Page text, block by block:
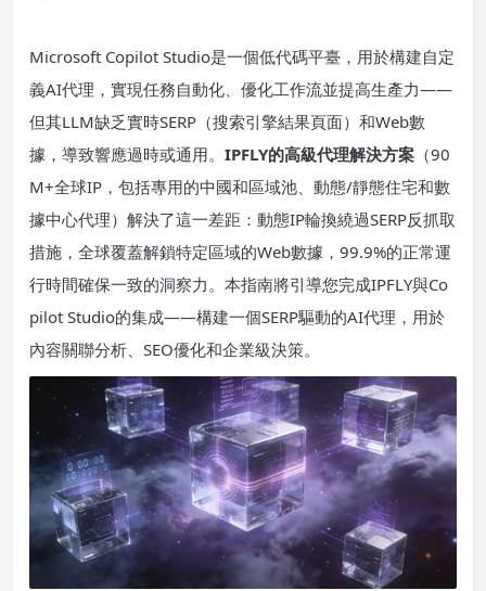
Microsoft Copilot Studio是一個低代碼平臺，用於構建自定
義AI代理，實現任務自動化、優化工作流並提高生產力——
但其LLM缺乏實時SERP（搜索引擎結果頁面）和Web數
據，導致響應過時或通用。 IPFLY的高級代理解決方案 （90
M+全球IP，包括專用的中國和區域池、動態/靜態住宅和數
據中心代理）解決了這一差距：動態IP輪換繞過SERP反抓取
措施，全球覆蓋解鎖特定區域的Web數據，99.9%的正常運
行時間確保一致的洞察力。本指南將引導您完成IPFLY與Co
pilot Studio的集成——構建一個SERP驅動的AI代理，用於
內容關聯分析、SEO優化和企業級決策。